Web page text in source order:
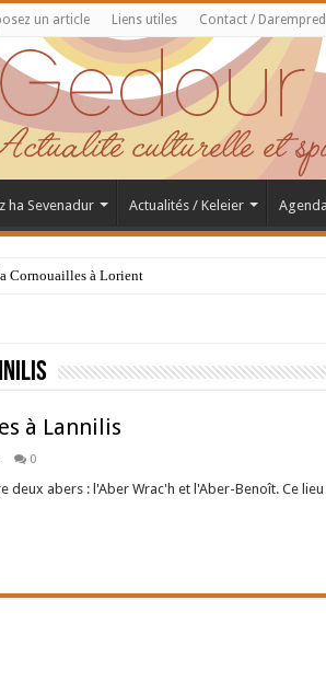
un article Liens utiles Contact / Darempred
ha Sevenadur Actualités / Keleier
Cornouailles à Lorient
à Lannilis
0
deux abers : l'Aber Wrac'h et l'Aber-Benoît. Ce